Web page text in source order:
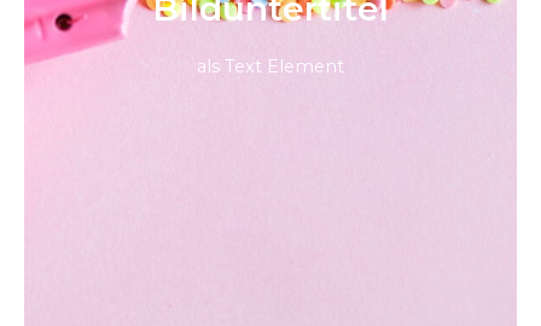
Bild­unter­titel
als Text Element